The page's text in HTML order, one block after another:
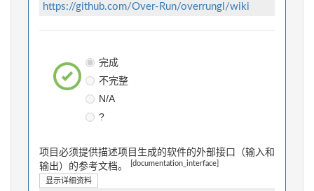
https://github.com/Over-Run/overrungl/wiki
完成
不完整
N/A
?
项目必须提供描述项目生成的软件的外部接口（输入和
输出）的参考文档。
[documentation_interface]
显示详细资料